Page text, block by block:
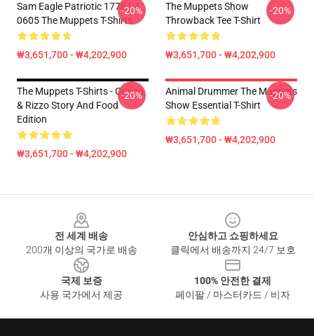
Sam Eagle Patriotic 1776 LA
0605 The Muppets T-Shirts
₩3,651,700 - ₩4,202,900
-20%
The Muppets Show
Throwback Tee T-Shirt
₩3,651,700 - ₩4,202,900
-20%
The Muppets T-Shirts - Gonzo
& Rizzo Story And Food
Edition
₩3,651,700 - ₩4,202,900
-20%
Animal Drummer The Muppets
Show Essential T-Shirt
₩3,651,700 - ₩4,202,900
-20%
전 세계 배송
200개 이상의 국가로 배송
안심하고 쇼핑하세요
클릭에서 배송까지 24/7 보호
국제 보증
사용 국가에서 제공
100% 안전한 결제
페이팔 / 마스터카드 / 비자